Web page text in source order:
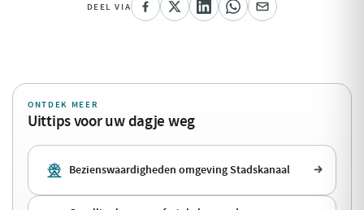
DEEL VIA
ONTDEK MEER
Uittips voor uw dagje weg
Bezienswaardigheden omgeving Stadskanaal